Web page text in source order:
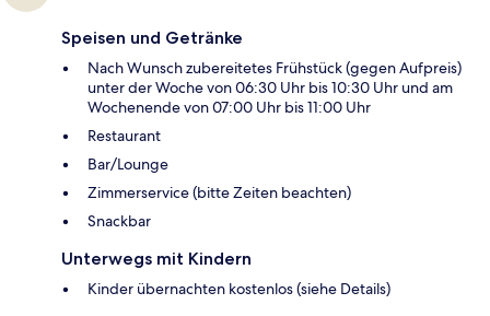
Speisen und Getränke
Nach Wunsch zubereitetes Frühstück (gegen Aufpreis)
unter der Woche von 06:30 Uhr bis 10:30 Uhr und am
Wochenende von 07:00 Uhr bis 11:00 Uhr
Restaurant
Bar/Lounge
Zimmerservice (bitte Zeiten beachten)
Snackbar
Unterwegs mit Kindern
Kinder übernachten kostenlos (siehe Details)